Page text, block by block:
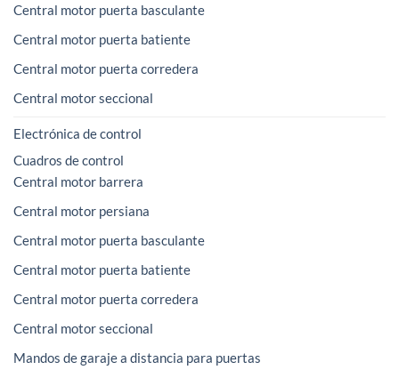
Central motor puerta basculante
Central motor puerta batiente
Central motor puerta corredera
Central motor seccional
Electrónica de control
Cuadros de control
Central motor barrera
Central motor persiana
Central motor puerta basculante
Central motor puerta batiente
Central motor puerta corredera
Central motor seccional
Mandos de garaje a distancia para puertas